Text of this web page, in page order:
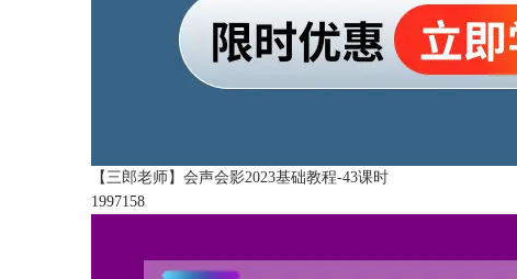
【三郎老师】会声会影2023基础教程-43课时
1997158